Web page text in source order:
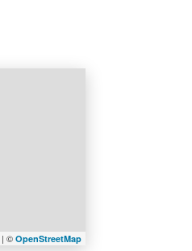
| © OpenStreetMap